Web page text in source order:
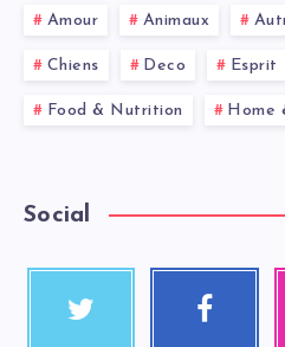
Amour Animaux
Chiens Deco Esprit
Food & Nutrition Home
Social